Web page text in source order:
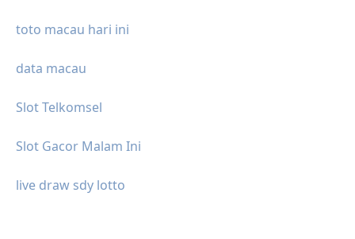
toto macau hari ini
data macau
Slot Telkomsel
Slot Gacor Malam Ini
live draw sdy lotto